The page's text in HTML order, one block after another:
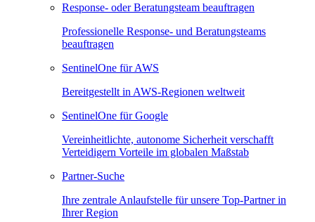
Response- oder Beratungsteam beauftragen
Professionelle Response- und Beratungsteams
beauftragen
SentinelOne für AWS
Bereitgestellt in AWS-Regionen weltweit
SentinelOne für Google
Vereinheitlichte, autonome Sicherheit verschafft
Verteidigern Vorteile im globalen Maßstab
Partner-Suche
Ihre zentrale Anlaufstelle für unsere Top-Partner in
Ihrer Region